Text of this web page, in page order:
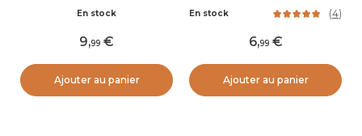
En stock
9,99
Ajouter au panier
En stock (4)
6,99
Ajouter au panier